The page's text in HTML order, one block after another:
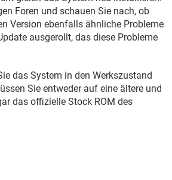
Foren und schauen Sie nach, ob
Version ebenfalls ähnliche Probleme
ausgerollt, das diese Probleme
das System in den Werkszustand
Sie entweder auf eine ältere und
das offizielle Stock ROM des